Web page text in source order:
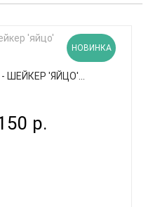
НОВИНКА
- ШЕЙКЕР 'ЯЙЦО'...
р.